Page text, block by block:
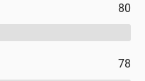
80
78